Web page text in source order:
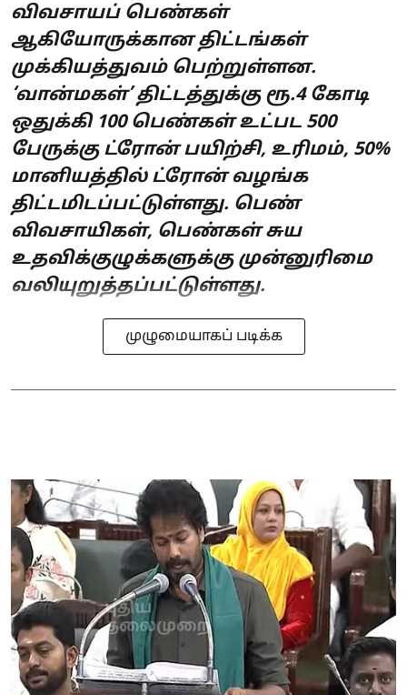
விவசாயப் பெண்கள்
ஆகியோருக்கான திட்டங்கள்
முக்கியத்துவம் பெற்றுள்ளன.
‘வான்மகள்’ திட்டத்துக்கு ரூ.4 கோடி
ஒதுக்கி 100 பெண்கள் உட்பட 500
பேருக்கு ட்ரோன் பயிற்சி, உரிமம், 50%
மானியத்தில் ட்ரோன் வழங்க
திட்டமிடப்பட்டுள்ளது. பெண்
விவசாயிகள், பெண்கள் சுய
உதவிக்குழுக்களுக்கு முன்னுரிமை
வலியுறுத்தப்பட்டுள்ளது.
முழுமையாகப் படிக்க